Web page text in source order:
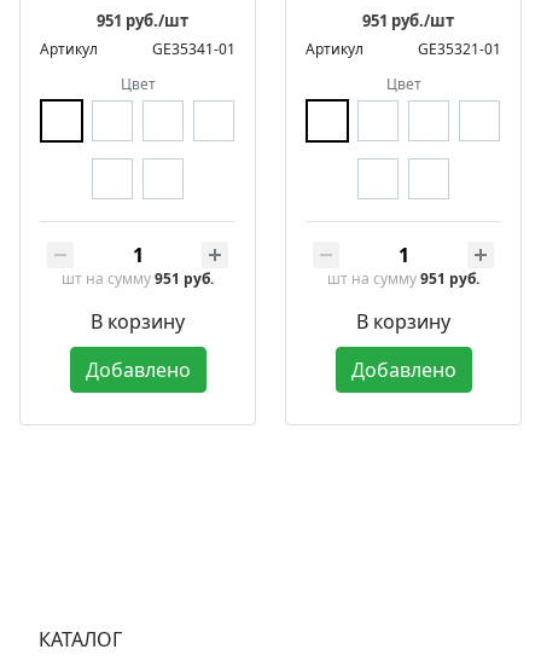
951 руб./шт
Артикул
GE35341-01
Цвет
шт на сумму951 руб.
В корзину
Добавлено
951 руб./шт
Артикул
GE35321-01
Цвет
шт на сумму951 руб.
В корзину
Добавлено
КАТАЛОГ